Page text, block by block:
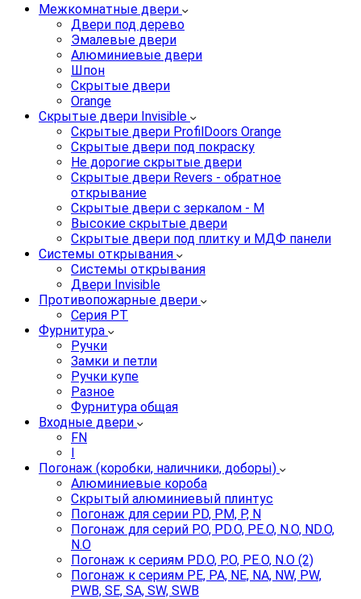
Межкомнатные двери
Двери под дерево
Эмалевые двери
Алюминиевые двери
Шпон
Скрытые двери
Orange
Скрытые двери Invisible
Скрытые двери ProfilDoors Orange
Скрытые двери под покраску
Не дорогие скрытые двери
Скрытые двери Revers - обратное
открывание
Скрытые двери с зеркалом - M
Высокие скрытые двери
Скрытые двери под плитку и МДФ панели
Системы открывания
Системы открывания
Двери Invisible
Противопожарные двери
Серия PT
Фурнитура
Ручки
Замки и петли
Ручки купе
Разное
Фурнитура общая
Входные двери
FN
I
Погонаж (коробки, наличники, доборы)
Алюминиевые короба
Скрытый алюминиевый плинтус
Погонаж для серии PD, PM, P, N
Погонаж для серий P.O, PD.O, PE.O, N.O, ND.O,
N.O
Погонаж к сериям PD.O, P.O, PE.O, N.O (2)
Погонаж к сериям PE, PA, NE, NA, NW, PW,
PWB, SE, SA, SW, SWB